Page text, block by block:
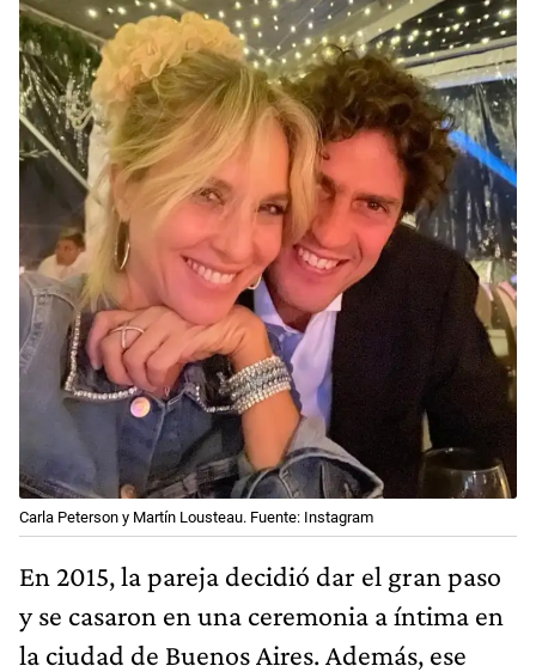
Carla Peterson y Martín Lousteau. Fuente: Instagram
En 2015, la pareja decidió dar el gran paso
y se casaron en una ceremonia a íntima en
la ciudad de Buenos Aires. Además, ese